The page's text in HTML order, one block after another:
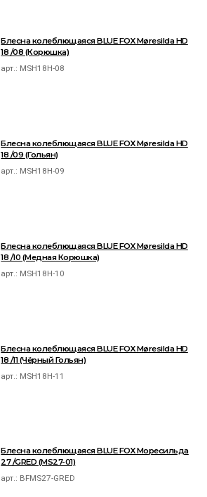
Блесна колеблющаяся BLUE FOX Møresilda HD
18 /08 (Корюшка)
арт.: MSH18H-08
Блесна колеблющаяся BLUE FOX Møresilda HD
18 /09 (Гольян)
арт.: MSH18H-09
Блесна колеблющаяся BLUE FOX Møresilda HD
18 /10 (Медная Корюшка)
арт.: MSH18H-10
Блесна колеблющаяся BLUE FOX Møresilda HD
18 /11 (Чёрный Гольян)
арт.: MSH18H-11
Блесна колеблющаяся BLUE FOX Моресильда
27 /GRED (MS27-01)
арт.: BFMS27-GRED